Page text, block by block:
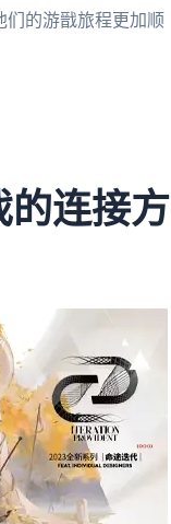
们的游戩旅程更加顺
的连接方